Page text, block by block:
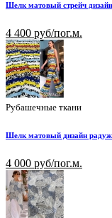
Шелк матовый стрейч
4 400 руб/пог.м.
Рубашечные ткани
Шелк матовый дизайн
4 000 руб/пог.м.